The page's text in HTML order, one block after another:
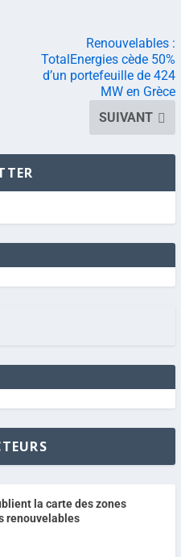
Renouvelables :
TotalEnergies cède 50%
d’un portefeuille de 424
MW en Grèce
SUIVANT
la carte des zones
renouvelables